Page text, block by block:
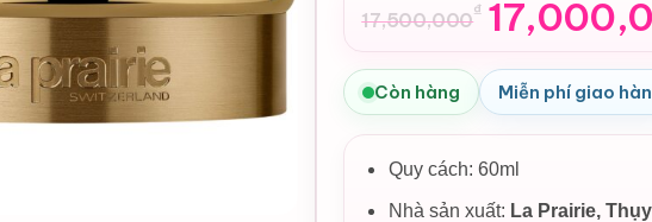
17,500,000₫
Giá
gốc
là:
17,500,000₫.
Giá
hiện
tại
là:
17,000,000₫.
Còn hàng Miễn phí giao
Quy cách: 60ml
Nhà sản xuất: La Prairie,